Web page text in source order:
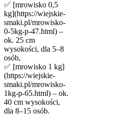
✅ [mrowisko 0,5
kg](https://wiejskie-
smaki.pl/mrowisko-
0-5kg-p-47.html) –
ok. 25 cm
wysokości, dla 5–8
osób,
✅ [mrowisko 1 kg]
(https://wiejskie-
smaki.pl/mrowisko-
1kg-p-65.html) – ok.
40 cm wysokości,
dla 8–15 osób.